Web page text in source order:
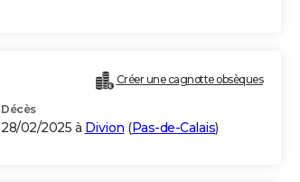
Créer une cagnotte obsèques
Décès
28/02/2025 à Divion (Pas-de-Calais)